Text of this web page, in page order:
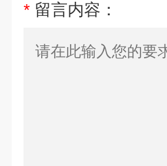
* 留言内容：